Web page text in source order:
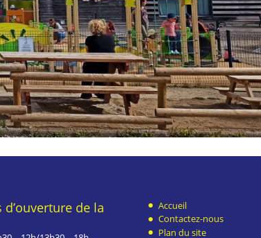
d’ouverture de la
Accueil
Contactez-nous
Plan du site